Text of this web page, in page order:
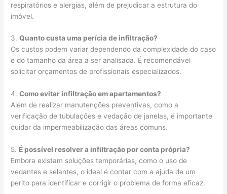
respiratórios e alergias, além de prejudicar a estrutura do
imóvel.
3.Quanto custa uma perícia de infiltração?
Os custos podem variar dependendo da complexidade do caso
e do tamanho da área a ser analisada. É recomendável
solicitar orçamentos de profissionais especializados.
4.Como evitar infiltração em apartamentos?
Além de realizar manutenções preventivas, como a
verificação de tubulações e vedação de janelas, é importante
cuidar da impermeabilização das áreas comuns.
5. É possível resolver a infiltração por conta própria?
Embora existam soluções temporárias, como o uso de
vedantes e selantes, o ideal é contar com a ajuda de um
perito para identificar e corrigir o problema de forma eficaz.